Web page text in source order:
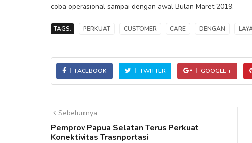
coba operasional sampai dengan awal Bulan Maret 2019.
TAGS: PERKUAT CUSTOMER CARE DENGAN
FACEBOOK TWITTER GOOGLE +
Sebelumnya
Pemprov Papua Selatan Terus Perkuat
Konektivitas Trasnportasi